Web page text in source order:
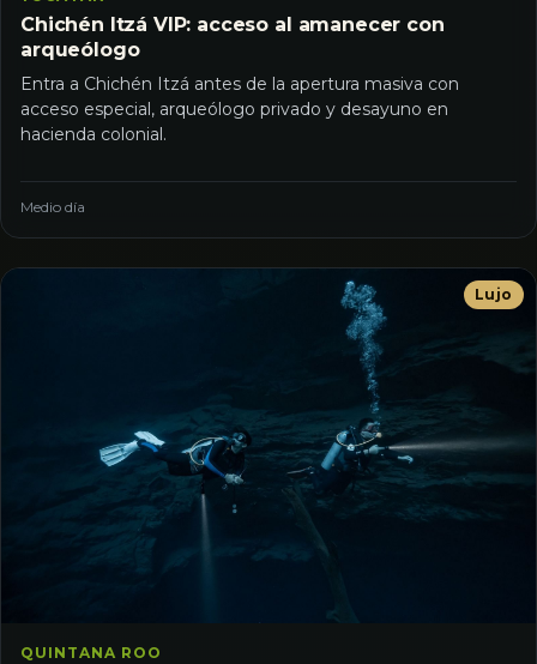
Chichén Itzá VIP: acceso al amanecer con
arqueólogo
Entra a Chichén Itzá antes de la apertura masiva con
acceso especial, arqueólogo privado y desayuno en
hacienda colonial.
Medio día
Lujo
QUINTANA ROO